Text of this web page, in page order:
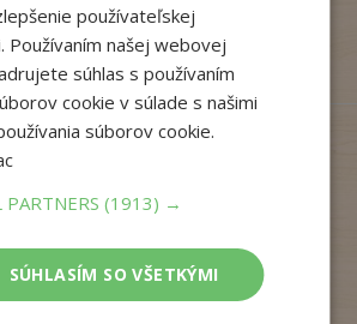
Dav Pilkey
Na sklade
používateľskej
Používaním našej webovej
súhlas s používaním
cookie v súlade s našimi
súborov cookie.
PARTNERS(1913) →
SÚHLASÍM SO VŠETKÝMI